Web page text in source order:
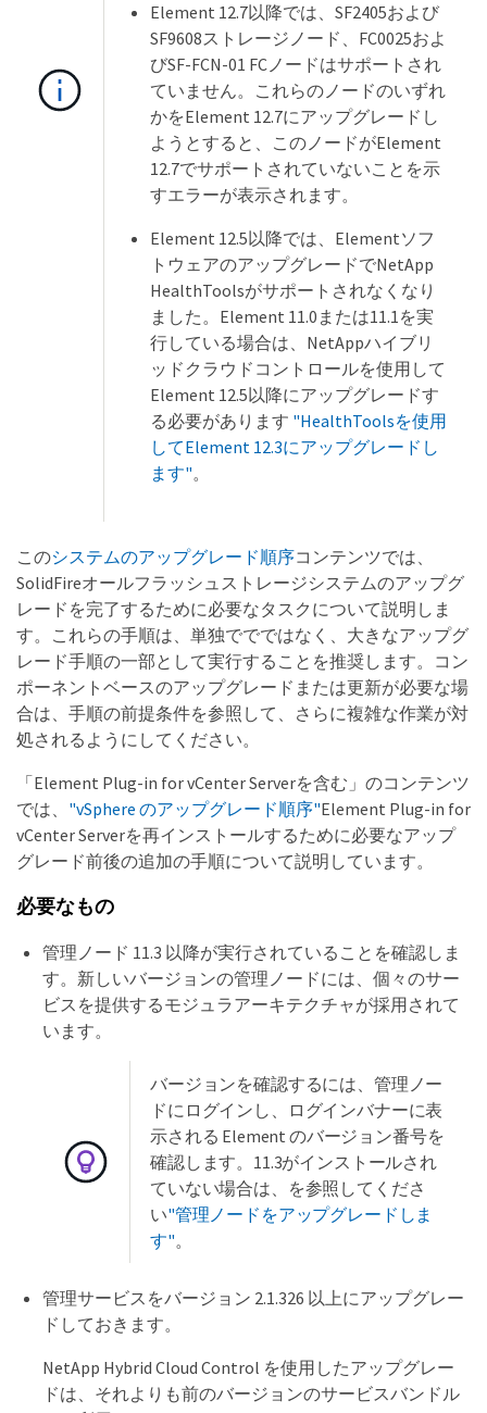
Element 12.7以降では、SF2405および
SF9608ストレージノード、FC0025およ
びSF-FCN-01 FCノードはサポートされ
ていません。これらのノードのいずれ
かをElement 12.7にアップグレードし
ようとすると、このノードがElement
12.7でサポートされていないことを示
すエラーが表示されます。
Element 12.5以降では、Elementソフ
トウェアのアップグレードでNetApp
HealthToolsがサポートされなくなり
ました。Element 11.0または11.1を実
行している場合は、NetAppハイブリ
ッドクラウドコントロールを使用して
Element 12.5以降にアップグレードす
る必要があります "HealthToolsを使用
してElement 12.3にアップグレードし
ます"。
このシステムのアップグレード順序コンテンツでは、
SolidFireオールフラッシュストレージシステムのアップグ
レードを完了するために必要なタスクについて説明しま
す。これらの手順は、単独ででではなく、大きなアップグ
レード手順の一部として実行することを推奨します。コン
ポーネントベースのアップグレードまたは更新が必要な場
合は、手順の前提条件を参照して、さらに複雑な作業が対
処されるようにしてください。
「Element Plug-in for vCenter Serverを含む」のコンテンツ
では、 "vSphere のアップグレード順序"Element Plug-in for
vCenter Serverを再インストールするために必要なアップ
グレード前後の追加の手順について説明しています。
必要なもの
管理ノード 11.3 以降が実行されていることを確認しま
す。新しいバージョンの管理ノードには、個々のサー
ビスを提供するモジュラアーキテクチャが採用されて
います。
バージョンを確認するには、管理ノー
ドにログインし、ログインバナーに表
示される Element のバージョン番号を
確認します。11.3がインストールされ
ていない場合は、を参照してくださ
い"管理ノードをアップグレードしま
す"。
管理サービスをバージョン 2.1.326 以上にアップグレー
ドしておきます。
NetApp Hybrid Cloud Control を使用したアップグレー
ドは、それよりも前のバージョンのサービスバンドル